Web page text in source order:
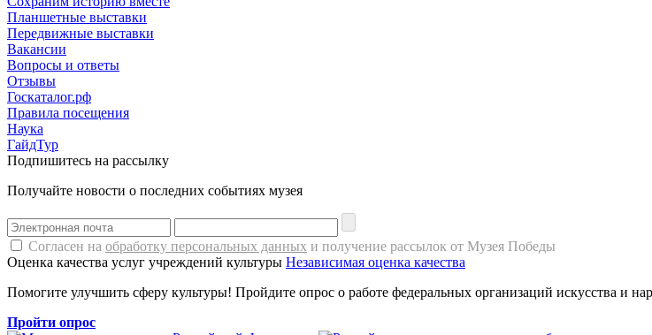
Планшетные выставки
Передвижные выставки
Вакансии
Вопросы и ответы
Отзывы
Госкаталог.рф
Правила посещения
Наука
ГайдТур
Подпишитесь на рассылку
Получайте новости о последних событиях музея
Согласен на обработку персональных данных и получение рассылок от Музея Победы
Оценка качества услуг учреждений культуры Независимая оценка качества
Помогите улучшить сферу культуры! Пройдите опрос о работе федеральных организаций искусства и
Пройти опрос